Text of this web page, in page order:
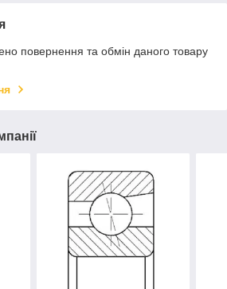
повернення та обмін даного товару